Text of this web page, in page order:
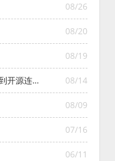
08/26
08/20
08/19
08/14
开源连接
08/09
07/16
06/11